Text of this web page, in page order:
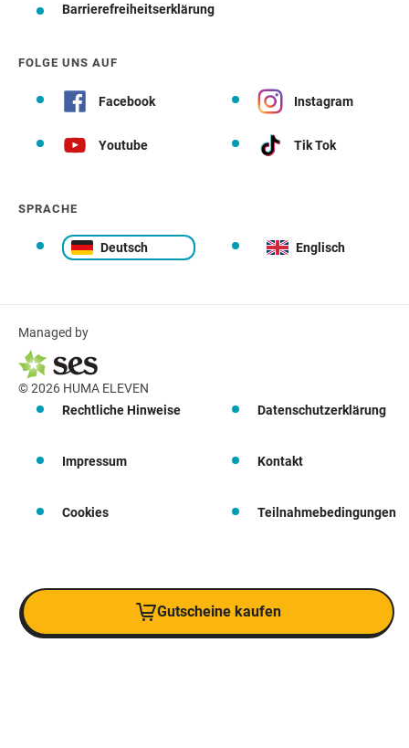
Barrierefreiheitserklärung
FOLGE UNS AUF
Facebook Instagram
Youtube Tik Tok
SPRACHE
Deutsch Englisch
Managed by
© 2026 HUMA ELEVEN
Rechtliche Hinweise
Datenschutzerklärung
Impressum Kontakt
Cookies Teilnahmebedingungen
Gutscheine kaufen